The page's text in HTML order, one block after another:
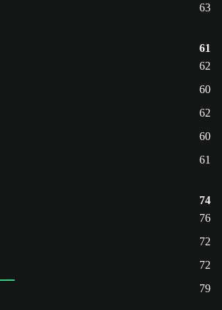
63
61
62
60
62
60
61
74
76
72
72
79